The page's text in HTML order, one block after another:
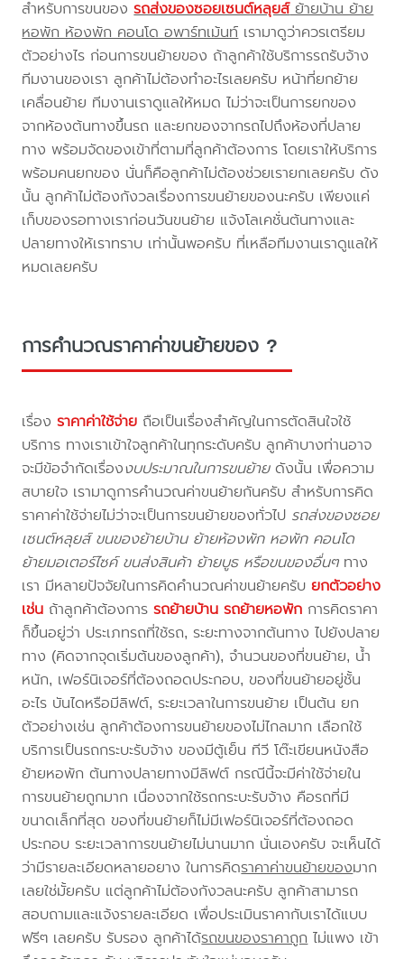
สำหรับการขนของรถส่งของซอยเซนต์หลุยส์ย้ายบ้าน ย้าย
หอพัก ห้องพัก คอนโด อพาร์ทเม้นท์เรามาดูว่าควรเตรียม
ตัวอย่างไร ก่อนการขนย้ายของ ถ้าลูกค้าใช้บริการรถรับจ้าง
ทีมงานของเรา ลูกค้าไม่ต้องทำอะไรเลยครับ หน้าที่ยกย้าย
เคลื่อนย้าย ทีมงานเราดูแลให้หมด ไม่ว่าจะเป็นการยกของ
จากห้องต้นทางขึ้นรถ และยกของจากรถไปถึงห้องที่ปลาย
ทาง พร้อมจัดของเข้าที่ตามที่ลูกค้าต้องการ โดยเราให้บริการ
พร้อมคนยกของ นั่นก็คือลูกค้าไม่ต้องช่วยเรายกเลยครับ ดัง
นั้น ลูกค้าไม่ต้องกังวลเรื่องการขนย้ายของนะครับ เพียงแค่
เก็บของรอทางเราก่อนวันขนย้าย แจ้งโลเคชั่นต้นทางและ
ปลายทางให้เราทราบ เท่านั้นพอครับ ที่เหลือทีมงานเราดูแลให้
หมดเลยครับ
การคำนวณราคาค่าขนย้ายของ ?
เรื่องราคาค่าใช้จ่าย ถือเป็นเรื่องสำคัญในการตัดสินใจใช้
บริการ ทางเราเข้าใจลูกค้าในทุกระดับครับ ลูกค้าบางท่านอาจ
จะมีข้อจำกัดเรื่องงบประมาณในการขนย้ายดังนั้น เพื่อความ
สบายใจ เรามาดูการคำนวณค่าขนย้ายกันครับ สำหรับการคิด
ราคาค่าใช้จ่ายไม่ว่าจะเป็นการขนย้ายของทั่วไป รถส่งของซอย
เซนต์หลุยส์ ขนของย้ายบ้าน ย้ายห้องพัก หอพัก คอนโด
ย้ายมอเตอร์ไซค์ ขนส่งสินค้า ย้ายบูธ หรือขนของอื่นๆทาง
เรา มีหลายปัจจัยในการคิดคำนวณค่าขนย้ายครับยกตัวอย่าง
เช่น ถ้าลูกค้าต้องการรถย้ายบ้าน รถย้ายหอพัก การคิดราคา
ก็ขึ้นอยู่ว่า ประเภทรถที่ใช้รถ, ระยะทางจากต้นทาง ไปยังปลาย
ทาง (คิดจากจุดเริ่มต้นของลูกค้า), จำนวนของที่ขนย้าย, น้ำ
หนัก, เฟอร์นิเจอร์ที่ต้องถอดประกอบ, ของที่ขนย้ายอยู่ชั้น
อะไร บันไดหรือมีลิฟต์, ระยะเวลาในการขนย้าย เป็นต้น ยก
ตัวอย่างเช่น ลูกค้าต้องการขนย้ายของไม่ไกลมาก เลือกใช้
บริการเป็นรถกระบะรับจ้าง ของมีตู้เย็น ทีวี โต๊ะเขียนหนังสือ
ย้ายหอพัก ต้นทางปลายทางมีลิฟต์ กรณีนี้จะมีค่าใช้จ่ายใน
การขนย้ายถูกมาก เนื่องจากใช้รถกระบะรับจ้าง คือรถที่มี
ขนาดเล็กที่สุด ของที่ขนย้ายก็ไม่มีเฟอร์นิเจอร์ที่ต้องถอด
ประกอบ ระยะเวลาการขนย้ายไม่นานมาก นั่นเองครับ จะเห็นได้
ว่ามีรายละเอียดหลายอยาง ในการคิดราคาค่าขนย้ายของมาก
เลยใช่มั้ยครับ แต่ลูกค้าไม่ต้องกังวลนะครับ ลูกค้าสามารถ
สอบถามและแจ้งรายละเอียด เพื่อประเมินราคากับเราได้แบบ
ฟรีๆ เลยครับ รับรอง ลูกค้าได้รถขนของราคาถูกไม่แพง เข้า